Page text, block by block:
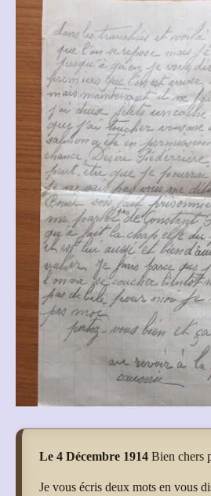
Le 4 Décembre 1914 Bien chers
Je vous écris deux mots en vous